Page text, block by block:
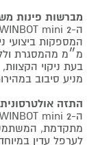
מברשות פינות
מ״מ מהמסגרת
בעת ניקוי
מניע סיבוב במהירות
התזה
מתקדמת,